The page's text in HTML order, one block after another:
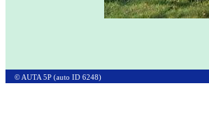
© AUTA 5P (auto ID 6248)